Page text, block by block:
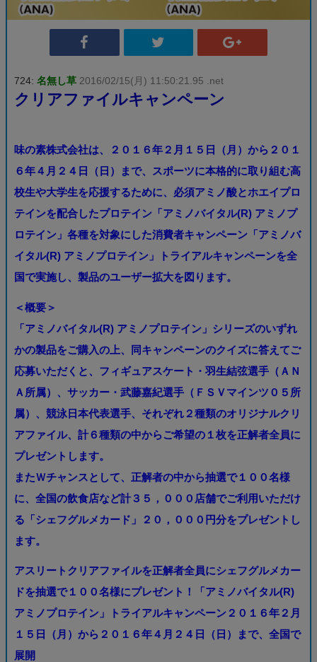
724: 名無し草 2016/02/15(月) 11:50:21.95 .net
クリアファイルキャンペーン
味の素株式会社は、２０１６年２月１５日（月）から２０１
６年４月２４日（日）まで、スポーツに本格的に取り組む高
校生や大学生を応援するために、必須アミノ酸とホエイプロ
テインを配合したプロテイン「アミノバイタル(R) アミノプ
ロテイン」各種を対象にした消費者キャンペーン「アミノバ
イタル(R) アミノプロテイン」トライアルキャンペーンを全
国で実施し、製品のユーザー拡大を図ります。
＜概要＞
「アミノバイタル(R) アミノプロテイン」シリーズのいずれ
かの製品をご購入の上、同キャンペーンのクイズに答えてご
応募いただくと、フィギュアスケート・羽生結弦選手（ＡＮ
Ａ所属）、サッカー・武藤嘉紀選手（ＦＳＶマインツ０５所
属）、競泳日本代表選手、それぞれ２種類のオリジナルクリ
アファイル、計６種類の中からご希望の１枚を正解者全員に
プレゼントします。
またＷチャンスとして、正解者の中から抽選で１００名様
に、全国の飲食店など計３５，０００店舗でご利用いただけ
る「シェフグルメカード」２０，０００円分をプレゼントし
ます。
アスリートクリアファイルを正解者全員にシェフグルメカー
ドを抽選で１００名様にプレゼント！
「アミノバイタル(R)
アミノプロテイン」トライアルキャンペーン ２０１６年２月
１５日（月）から２０１６年４月２４日（日）まで、全国で
展開